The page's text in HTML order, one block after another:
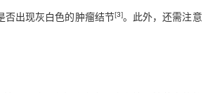
否出现灰白色的肿瘤结节[3]。此外，还需注意